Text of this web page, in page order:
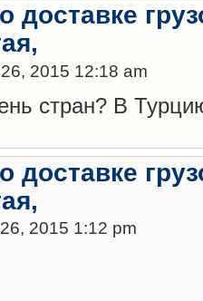
доставке
2015 12:18 am
стран? В
доставке
2015 1:12 pm